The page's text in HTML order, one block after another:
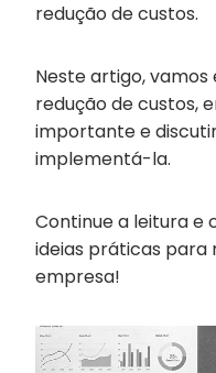
redução de custos.
Neste artigo,
redução de custos,
importante e
implementá-la.
Continue a leitura e
ideias práticas para
empresa!